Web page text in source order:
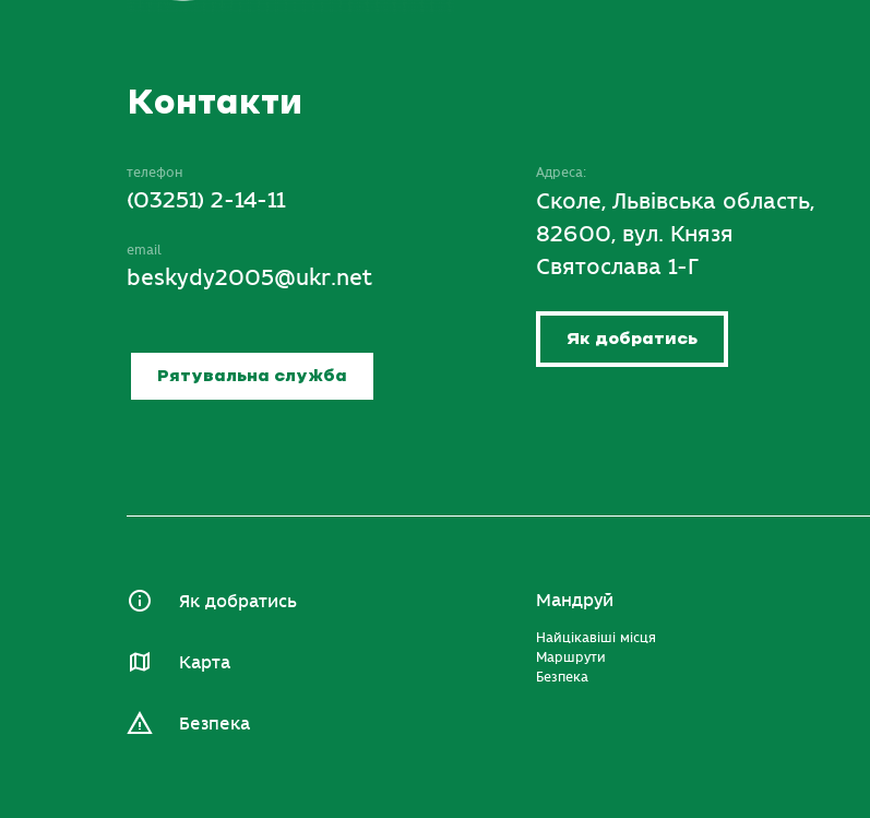
Контакти
телефон
(03251) 2-14-11
email
beskydy2005@ukr.net
Рятувальна служба
Адреса:
Сколе, Львівська область,
82600, вул. Князя
Святослава 1-Г
Як добратись
Як добратись
Карта
Безпека
Мандруй
Найцікавіші місця
Маршрути
Безпека